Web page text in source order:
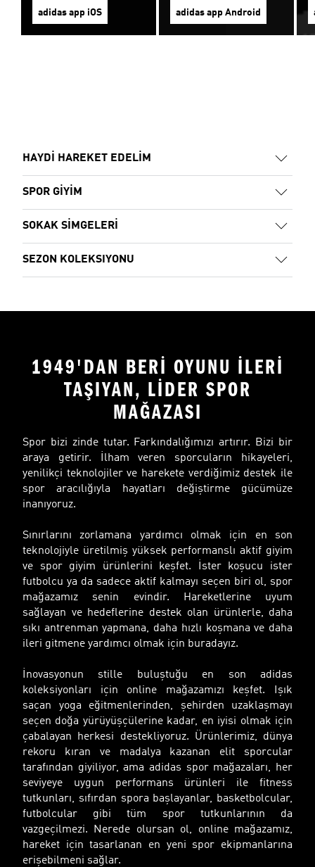
adidas app iOS adidas app Android
HAYDİ HAREKET EDELİM
SPOR GİYİM
SOKAK SİMGELERİ
SEZON KOLEKSIYONU
1949'DAN BERİ OYUNU İLERİ
TAŞIYAN, LİDER SPOR
MAĞAZASI
Spor bizi zinde tutar. Farkındalığımızı artırır. Bizi bir
araya getirir. İlham veren sporcuların hikayeleri,
yenilikçi teknolojiler ve harekete verdiğimiz destek ile
spor aracılığıyla hayatları değiştirme gücümüze
inanıyoruz.
Sınırlarını zorlamana yardımcı olmak için en son
teknolojiyle üretilmiş yüksek performanslı aktif giyim
ve spor giyim ürünlerini keşfet. İster koşucu ister
futbolcu ya da sadece aktif kalmayı seçen biri ol, spor
mağazamız senin evindir. Hareketlerine uyum
sağlayan ve hedeflerine destek olan ürünlerle, daha
sıkı antrenman yapmana, daha hızlı koşmana ve daha
ileri gitmene yardımcı olmak için buradayız.
İnovasyonun stille buluştuğu en son adidas
koleksiyonları için online mağazamızı keşfet. Işık
saçan yoga eğitmenlerinden, şehirden uzaklaşmayı
seçen doğa yürüyüşçülerine kadar, en iyisi olmak için
çabalayan herkesi destekliyoruz. Ürünlerimiz, dünya
rekoru kıran ve madalya kazanan elit sporcular
tarafından giyiliyor, ama adidas spor mağazaları, her
seviyeye uygun performans ürünleri ile fitness
tutkunları, sıfırdan spora başlayanlar, basketbolcular,
futbolcular gibi tüm spor tutkunlarının da
vazgeçilmezi. Nerede olursan ol, online mağazamız,
hareket için tasarlanan en yeni spor ekipmanlarına
erişebilmeni sağlar.